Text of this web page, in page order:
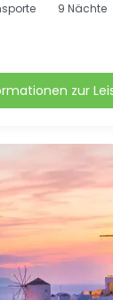
9 Nächte
zur